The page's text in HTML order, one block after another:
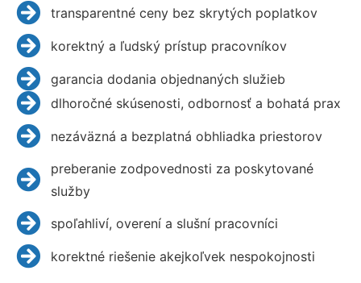
transparentné ceny bez skrytých poplatkov
korektný a ľudský prístup pracovníkov
garancia dodania objednaných služieb
dlhoročné skúsenosti, odbornosť a bohatá prax
nezáväzná a bezplatná obhliadka priestorov
preberanie zodpovednosti za poskytované
služby
spoľahliví, overení a slušní pracovníci
korektné riešenie akejkoľvek nespokojnosti